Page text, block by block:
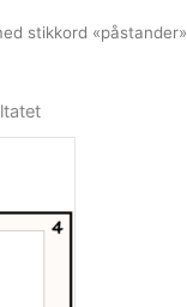
stikkord «påstander»